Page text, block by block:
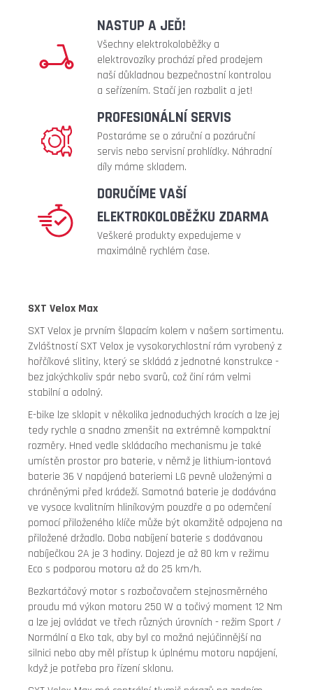
NASTUP A JEĎ!
Všechny elektrokoloběžky a
elektrovozíky prochází před prodejem
naší důkladnou bezpečnostní kontrolou
a seřízením. Stačí jen rozbalit a jet!
PROFESIONÁLNÍ SERVIS
Postaráme se o záruční a pozáruční
servis nebo servisní prohlídky. Náhradní
díly máme skladem.
DORUČÍME VAŠÍ
ELEKTROKOLOBĚŽKU ZDARMA
Veškeré produkty expedujeme v
maximálně rychlém čase.
SXT Velox Max
SXT Velox je prvním šlapacím kolem v našem sortimentu.
Zvláštností SXT Velox je vysokorychlostní rám vyrobený z
hořčíkové slitiny, který se skládá z jednotné konstrukce -
bez jakýchkoliv spár nebo svarů, což činí rám velmi
stabilní a odolný.
E-bike lze sklopit v několika jednoduchých krocích a lze jej
tedy rychle a snadno zmenšit na extrémně kompaktní
rozměry. Hned vedle skládacího mechanismu je také
umístěn prostor pro baterie, v němž je lithium-iontová
baterie 36 V napájená bateriemi LG pevně uloženými a
chráněnými před krádeží. Samotná baterie je dodávána
ve vysoce kvalitním hliníkovým pouzdře a po odemčení
pomocí přiloženého klíče může být okamžitě odpojena na
přiložené držadlo. Doba nabíjení baterie s dodávanou
nabíječkou 2A je 3 hodiny. Dojezd je až 80 km v režimu
Eco s podporou motoru až do 25 km/h.
Bezkartáčový motor s rozbočovačem stejnosměrného
proudu má výkon motoru 250 W a točivý moment 12 Nm
a lze jej ovládat ve třech různých úrovních - režim Sport /
Normální a Eko tak, aby byl co možná nejúčinnější na
silnici nebo aby měl přístup k úplnému motoru napájení,
když je potřeba pro řízení sklonu.